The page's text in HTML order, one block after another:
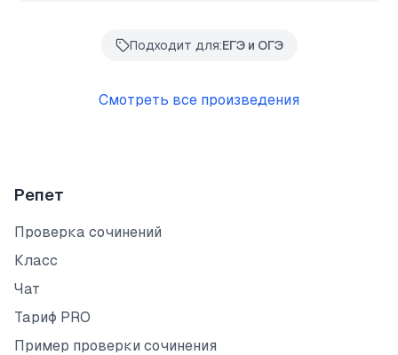
Подходит для:ЕГЭ и ОГЭ
Смотреть все произведения
Репет
Проверка сочинений
Класс
Чат
Тариф PRO
Пример проверки сочинения